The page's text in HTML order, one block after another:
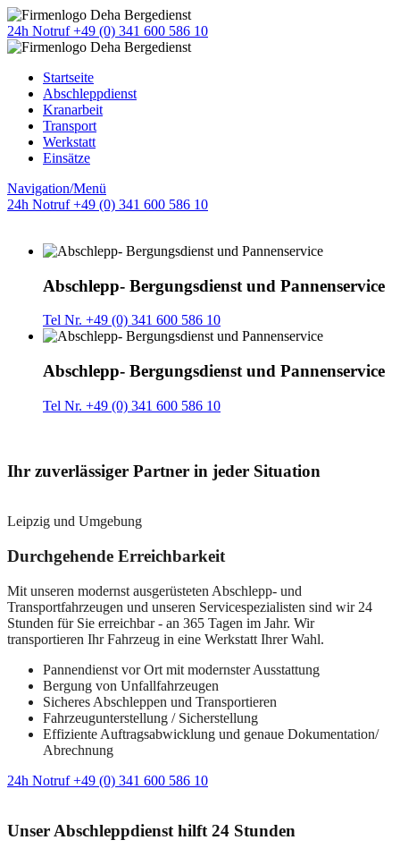
24h Notruf +49 (0) 341 600 586 10
Startseite
Abschleppdienst
Kranarbeit
Transport
Werkstatt
Einsätze
Navigation/Menü
24h Notruf +49 (0) 341 600 586 10
Abschlepp- Bergungsdienst und Pannenservice
Tel Nr. +49 (0) 341 600 586 10
Abschlepp- Bergungsdienst und Pannenservice
Tel Nr. +49 (0) 341 600 586 10
Ihr zuverlässiger Partner in jeder Situation
Leipzig und Umgebung
Durchgehende Erreichbarkeit
Mit unseren modernst ausgerüsteten Abschlepp- und
Transportfahrzeugen und unseren Servicespezialisten sind wir 24
Stunden für Sie erreichbar - an 365 Tagen im Jahr. Wir
transportieren Ihr Fahrzeug in eine Werkstatt Ihrer Wahl.
Pannendienst vor Ort mit modernster Ausstattung
Bergung von Unfallfahrzeugen
Sicheres Abschleppen und Transportieren
Fahrzeugunterstellung / Sicherstellung
Effiziente Auftragsabwicklung und genaue Dokumentation/
Abrechnung
24h Notruf +49 (0) 341 600 586 10
Unser Abschleppdienst hilft 24 Stunden